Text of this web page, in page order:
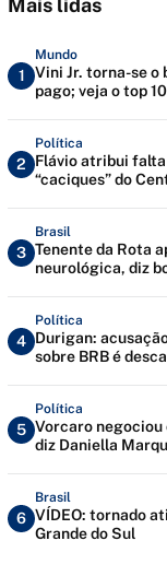
Mais lidas
1
Mundo
Vini Jr. torna-se o
pago; veja o top 10
2
Política
Flávio atribui
“caciques” do
3
Brasil
Tenente da Rota
neurológica, diz
4
Política
Durigan:
sobre BRB é
5
Política
Vorcaro negociou
diz Daniella
6
Brasil
VÍDEO: tornado
Grande do Sul